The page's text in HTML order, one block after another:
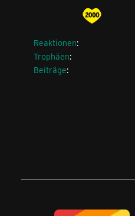
Reaktionen
Trophäen
Beiträge